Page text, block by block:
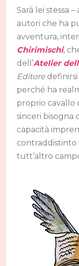
Sarà lei stessa
autori che ha
avventura,
Chirimischi,
dell’Atelier
Editore
perché ha
proprio cavallo
sinceri bisogna
capacità
contraddistinto
tutt’altro